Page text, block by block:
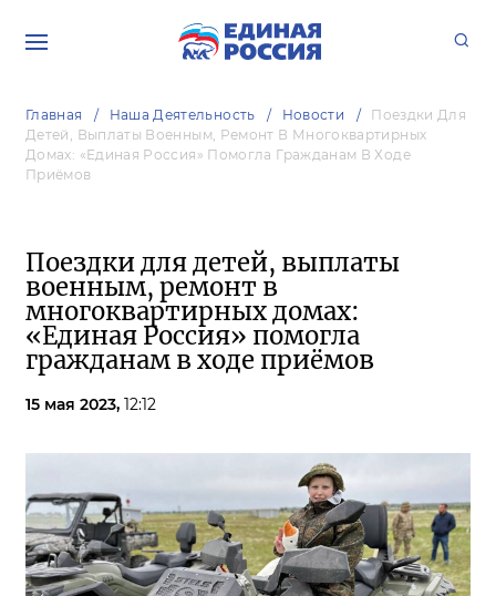
Главная Наша Деятельность Новости
Поездки Для
Детей, Выплаты Военным, Ремонт В Многоквартирных
Домах: «Единая Россия» Помогла Гражданам В Ходе
Приёмов
Поездки для детей, выплаты
военным, ремонт в
многоквартирных домах:
«Единая Россия» помогла
гражданам в ходе приёмов
15 мая 2023, 12:12